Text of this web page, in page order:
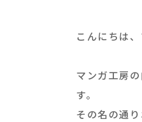
こんにちは
マンガ工房
す。
その名の通